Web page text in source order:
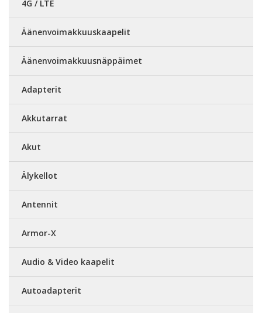
4G / LTE
Äänenvoimakkuuskaapelit
Äänenvoimakkuusnäppäimet
Adapterit
Akkutarrat
Akut
Älykellot
Antennit
Armor-X
Audio & Video kaapelit
Autoadapterit